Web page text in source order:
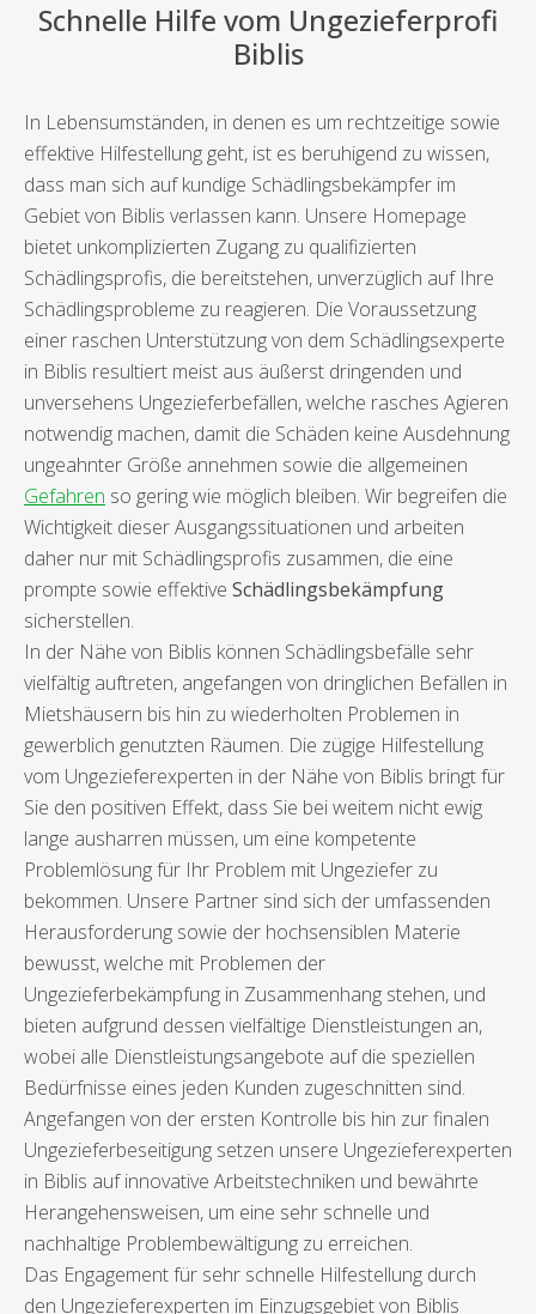
Schnelle Hilfe vom Ungezieferprofi
Biblis
In Lebensumständen, in denen es um rechtzeitige sowie
effektive Hilfestellung geht, ist es beruhigend zu wissen,
dass man sich auf kundige Schädlingsbekämpfer im
Gebiet von Biblis verlassen kann. Unsere Homepage
bietet unkomplizierten Zugang zu qualifizierten
Schädlingsprofis, die bereitstehen, unverzüglich auf Ihre
Schädlingsprobleme zu reagieren. Die Voraussetzung
einer raschen Unterstützung von dem Schädlingsexperte
in Biblis resultiert meist aus äußerst dringenden und
unversehens Ungezieferbefällen, welche rasches Agieren
notwendig machen, damit die Schäden keine Ausdehnung
ungeahnter Größe annehmen sowie die allgemeinen
Gefahren so gering wie möglich bleiben. Wir begreifen die
Wichtigkeit dieser Ausgangssituationen und arbeiten
daher nur mit Schädlingsprofis zusammen, die eine
prompte sowie effektive Schädlingsbekämpfung
sicherstellen.
In der Nähe von Biblis können Schädlingsbefälle sehr
vielfältig auftreten, angefangen von dringlichen Befällen in
Mietshäusern bis hin zu wiederholten Problemen in
gewerblich genutzten Räumen. Die zügige Hilfestellung
vom Ungezieferexperten in der Nähe von Biblis bringt für
Sie den positiven Effekt, dass Sie bei weitem nicht ewig
lange ausharren müssen, um eine kompetente
Problemlösung für Ihr Problem mit Ungeziefer zu
bekommen. Unsere Partner sind sich der umfassenden
Herausforderung sowie der hochsensiblen Materie
bewusst, welche mit Problemen der
Ungezieferbekämpfung in Zusammenhang stehen, und
bieten aufgrund dessen vielfältige Dienstleistungen an,
wobei alle Dienstleistungsangebote auf die speziellen
Bedürfnisse eines jeden Kunden zugeschnitten sind.
Angefangen von der ersten Kontrolle bis hin zur finalen
Ungezieferbeseitigung setzen unsere Ungezieferexperten
in Biblis auf innovative Arbeitstechniken und bewährte
Herangehensweisen, um eine sehr schnelle und
nachhaltige Problembewältigung zu erreichen.
Das Engagement für sehr schnelle Hilfestellung durch
den Ungezieferexperten im Einzugsgebiet von Biblis